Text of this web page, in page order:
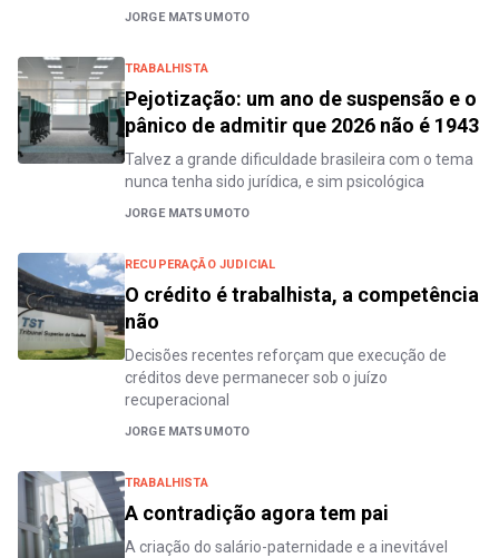
JORGE MATSUMOTO
TRABALHISTA
Pejotização: um ano de suspensão e o
pânico de admitir que 2026 não é 1943
Talvez a grande dificuldade brasileira com o tema
nunca tenha sido jurídica, e sim psicológica
JORGE MATSUMOTO
RECUPERAÇÃO JUDICIAL
O crédito é trabalhista, a competência
não
Decisões recentes reforçam que execução de
créditos deve permanecer sob o juízo
recuperacional
JORGE MATSUMOTO
TRABALHISTA
A contradição agora tem pai
A criação do salário-paternidade e a inevitável